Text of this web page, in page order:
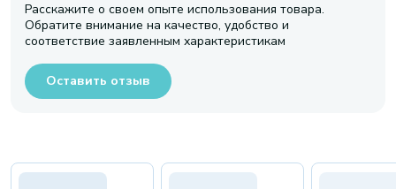
Расскажите о своем опыте использования товара.
Обратите внимание на качество, удобство и
соответствие заявленным характеристикам
Оставить отзыв